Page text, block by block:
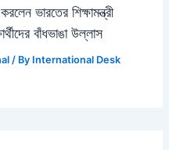
ভারতের শিক্ষামন্ত্রী
বাঁধভাঙা উল্লাস
/ By International Desk